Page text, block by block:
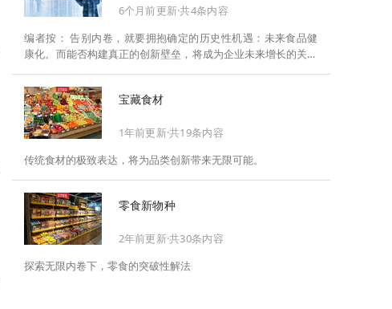
6个月前更新·共4条内容
编者按： 告别内卷，就要拥抱确定的历史性机遇：未来食品健
康化。而能否构建真正的创新壁垒，将成为企业未来增长的关键
《关于2025，关于2026》，将以“创新产品”透视“未来机会”，以
全球视野探寻中国机遇、增长解法，拆解年度标杆的增长逻辑与
谋篇布局，深挖“药食同源”“低GI”“老龄营养”“清洁标签”等热门赛
道的爆品基因，从趋势预判、品类创新、未来增长机会、企业战
南。
宝藏食材
1年前更新·共19条内容
传统食材的极致表达，将为品类创新带来无限可能。
零食新物种
2年前更新·共30条内容
探索无限内卷下，零食的突破性解法